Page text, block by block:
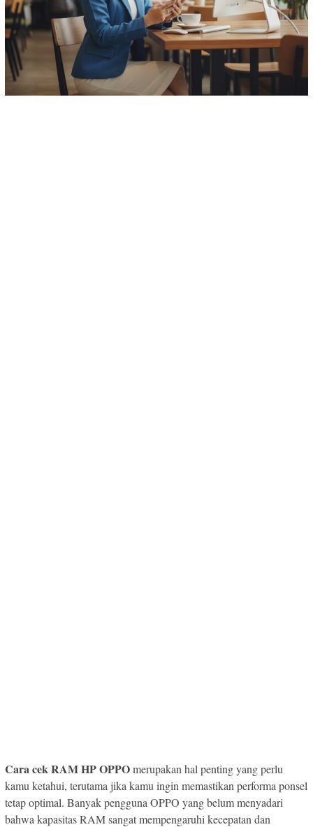
Cara cek RAM HP OPPOmerupakan hal penting yang perlu
kamu ketahui, terutama jika kamu ingin memastikan performa ponsel
tetap optimal. Banyak pengguna OPPO yang belum menyadari
bahwa kapasitas RAM sangat mempengaruhi kecepatan dan